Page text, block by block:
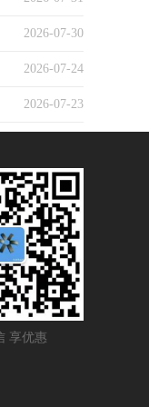
2026-07-30
2026-07-24
2026-07-23
享优惠